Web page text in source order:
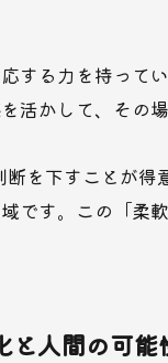
する力を持って
活かして、その
を下すことが得
です。この「柔
と人間の可能